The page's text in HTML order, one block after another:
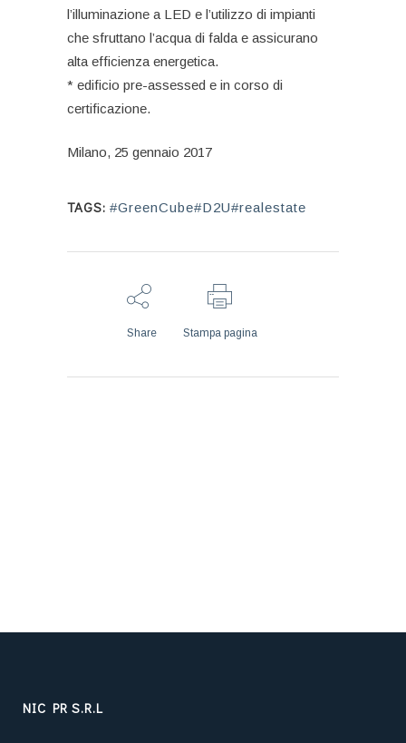
l’illuminazione a LED e l’utilizzo di impianti
che sfruttano l’acqua di falda e assicurano
alta efficienza energetica.
* edificio pre-assessed e in corso di
certificazione.
Milano, 25 gennaio 2017
TAGS: #GreenCube#D2U#realestate
Share Stampa pagina
NIC PR S.R.L